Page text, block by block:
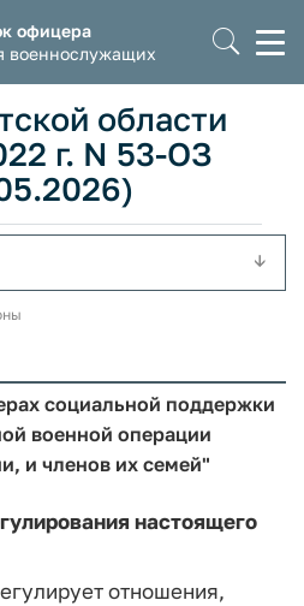
офицера
военнослужащих
области
г. N 53-ОЗ
социальной поддержки
военной операции
и членов их семей"
настоящего
отношения,